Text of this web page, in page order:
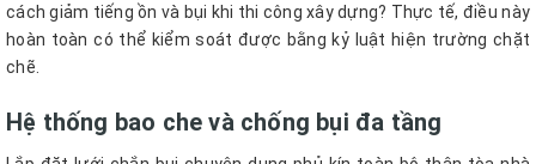
cách giảm tiếng ồn và bụi khi thi công xây dựng? Thực tế, điều này
hoàn toàn có thể kiểm soát được bằng kỷ luật hiện trường chặt
chẽ.
Hệ thống bao che và chống bụi đa tầng